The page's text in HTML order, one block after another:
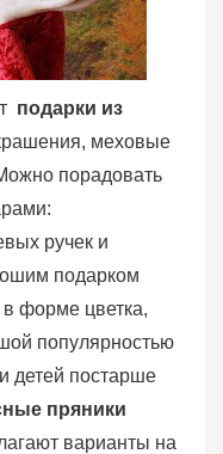
подарки из
меховые
порадовать
ручек и
подарком
в форме цветка,
популярностью
детей постарше
пряники
варианты на